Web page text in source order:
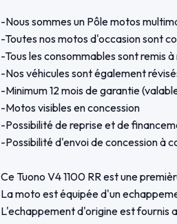
-Nous sommes un Pôle motos
-Toutes nos motos d'occasion sont
-Tous les consommables sont remis
-Nos véhicules sont également
-Minimum 12 mois de garantie
-Motos visibles en concession
-Possibilité de reprise et de
-Possibilité d'envoi de concession à
Ce Tuono V4 1100 RR est une
La moto est équipée d'un
L'echappement d'origine est fournis